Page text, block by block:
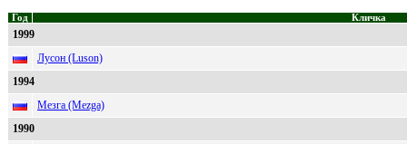
Год Кличка
1999
Лусон (Luson)
1994
Мезга (Mezga)
1990